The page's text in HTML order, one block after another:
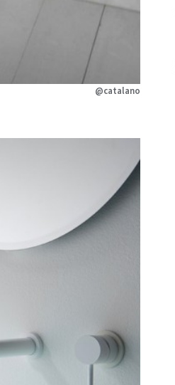
@catalano